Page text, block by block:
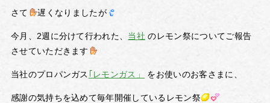
さて 遅くなりましたが
今月、2週に分けて行われた、 当社 のレモン祭についてご報告
させていただきます
当社のプロパンガス ｢レモンガス」 をお使いのお客さまに、
感謝の気持ちを込めて毎年開催しているレモン祭